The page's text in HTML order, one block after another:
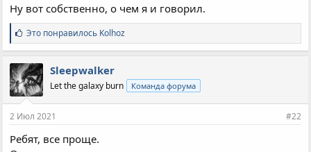
ы
л
Ну вот собственно, о чем я и говорил.
С
и
м
п
а
т
и
:
Это понравилось Kolhoz
Sleepwalker
Let the galaxy burn Команда форума
2 Июл 2021 #22
Ребят, все проще.